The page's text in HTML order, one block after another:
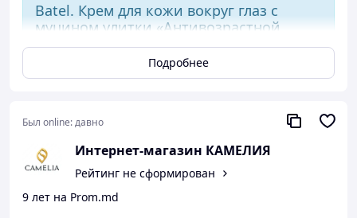
Batel. Крем для кожи вокруг глаз с
муцином улитки «Антивозрастной
уход»
ОПИСАНИЕ:
Крем уменьшает морщины, подтягивает контур верхнего
века, борется с мешками и темными кругами под глазами.
Увлажняет, устраняет отечность и признаки возрастных
изменений.
Подробнее
Был online:давно
Интернет-магазин КАМЕЛИЯ
Рейтинг не сформирован
9 лет на Prom.md